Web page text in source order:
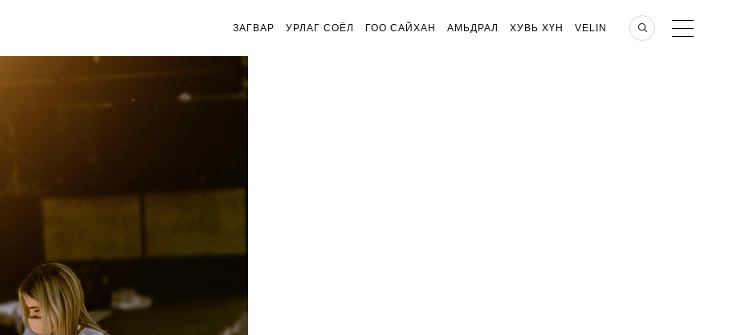
ЗАГВАР УРЛАГ СОЁЛ ГОО САЙХАН АМЬДРАЛ ХУВЬ ХҮН VELIN